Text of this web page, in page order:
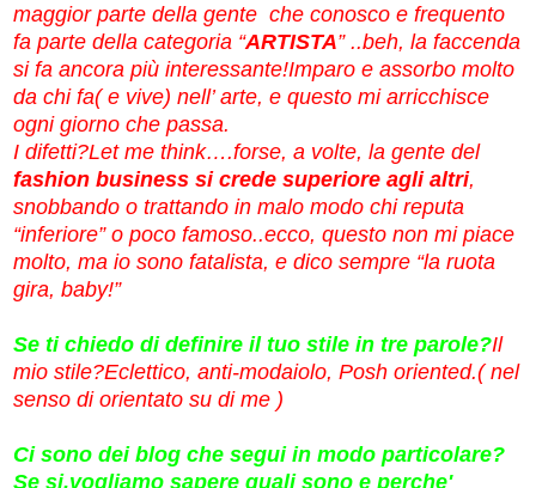
maggior parte della gente che conosco e frequento
fa parte della categoria “ARTISTA” ..beh, la faccenda
si fa ancora più interessante!Imparo e assorbo molto
da chi fa( e vive) nell’ arte, e questo mi arricchisce
ogni giorno che passa.
I difetti?Let me think….forse, a volte, la gente del
fashion business si crede superiore agli altri,
snobbando o trattando in malo modo chi reputa
“inferiore” o poco famoso..ecco, questo non mi piace
molto, ma io sono fatalista, e dico sempre “la ruota
gira, baby!”
Se ti chiedo di definire il tuo stile in tre parole?Il
mio stile?Eclettico, anti-modaiolo, Posh oriented.( nel
senso di orientato su di me )
Ci sono dei blog che segui in modo particolare?
Se si,vogliamo sapere quali sono e perche'